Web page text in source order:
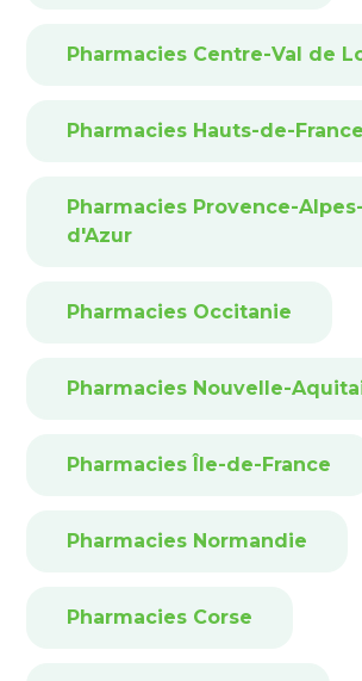
Pharmacies Centre-Val de
Pharmacies Hauts-de-France
Pharmacies Provence-
d'Azur
Pharmacies Occitanie
Pharmacies Nouvelle-
Pharmacies Île-de-France
Pharmacies Normandie
Pharmacies Corse